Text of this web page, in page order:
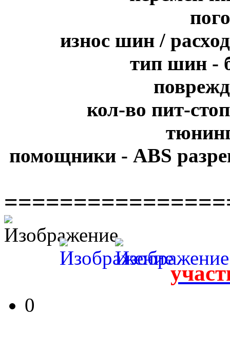
износ шин /
тип шин -
кол-во пит-
помощники - ABS
0